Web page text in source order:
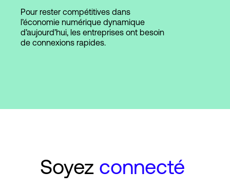
Pour rester compétitives dans
l’économie numérique dynamique
d’aujourd’hui, les entreprises ont besoin
de connexions rapides.
Soyez connecté